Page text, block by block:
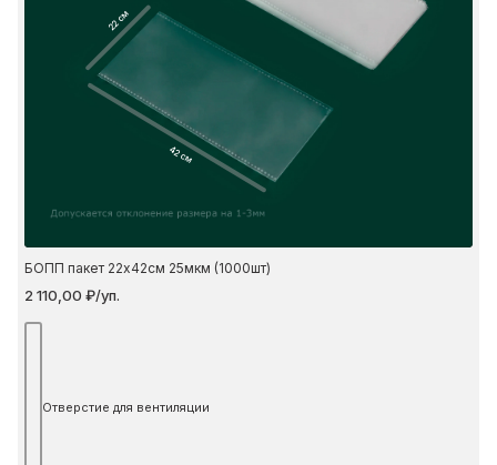
22 см
42 см
БОПП пакет 22х42см 25мкм (1000шт)
2 110,00 ₽/уп.
Отверстие для вентиляции